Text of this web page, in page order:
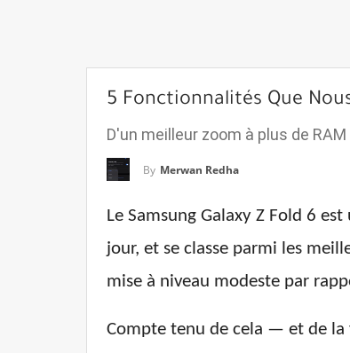
5 Fonctionnalités Que
D'un meilleur zoom à plus de RAM
By Merwan Redha
Le Samsung Galaxy Z Fold 6
jour, et se classe parmi les
mise à niveau modeste par
Compte tenu de cela — et de la